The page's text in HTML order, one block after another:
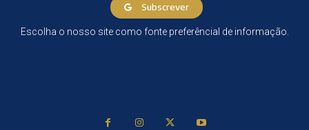
Subscrever
Escolha o nosso site como fonte preferêncial de informação.